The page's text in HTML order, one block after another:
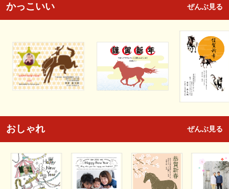
かっこいい ぜんぶ見る
おしゃれ ぜんぶ見る